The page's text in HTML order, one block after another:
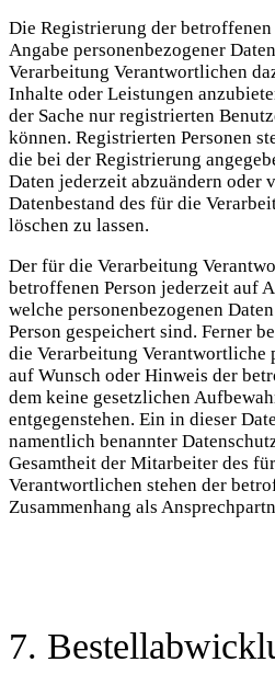
Die Registrierung der
Angabe personenbezogener
Verarbeitung Verantwortlichen
Inhalte oder Leistungen
der Sache nur registrierten
können. Registrierten Personen
die bei der Registrierung
Daten jederzeit abzuändern oder
Datenbestand des für die
löschen zu lassen.
Der für die Verarbeitung
betroffenen Person jederzeit auf
welche personenbezogenen
Person gespeichert sind. Ferner
die Verarbeitung Verantwortliche
auf Wunsch oder Hinweis der
dem keine gesetzlichen
entgegenstehen. Ein in dieser
namentlich benannter
Gesamtheit der Mitarbeiter des
Verantwortlichen stehen der
Zusammenhang als
7.